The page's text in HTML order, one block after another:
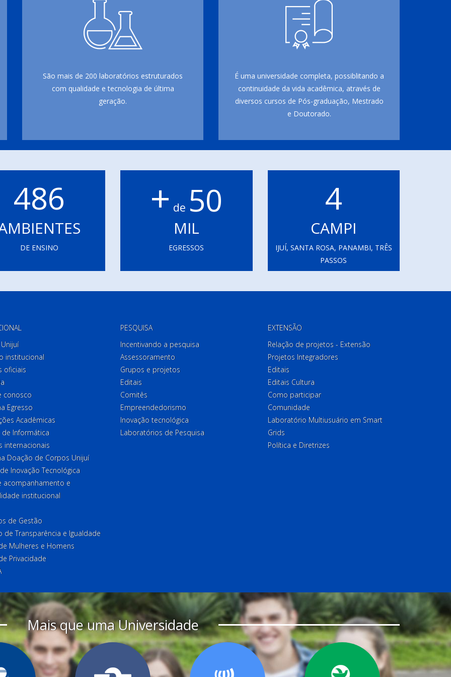
São mais de 200 laboratórios estruturados
com qualidade e tecnologia de última
geração.
É uma universidade completa, possiblitando a
continuidade da vida acadêmica, através de
diversos cursos de Pós-graduação, Mestrado
e Doutorado.
486
DE ENSINO
+ de 50
MIL
EGRESSOS
4
CAMPI
IJUÍ, SANTA ROSA, PANAMBI, TRÊS
PASSOS
institucional
oficiais
conosco
Egresso
Acadêmicas
de Informática
internacionais
Doação de Corpos Unijuí
Inovação Tecnológica
acompanhamento e
institucional
de Gestão
de Transparência e Igualdade
Mulheres e Homens
Privacidade
PESQUISA
Incentivando a pesquisa
Assessoramento
Grupos e projetos
Editais
Comitês
Empreendedorismo
Inovação tecnológica
Laboratórios de Pesquisa
EXTENSÃO
Relação de projetos - Extensão
Projetos Integradores
Editais
Editais Cultura
Como participar
Comunidade
Laboratório Multiusuário em Smart
Grids
Política e Diretrizes
Mais que uma Universidade